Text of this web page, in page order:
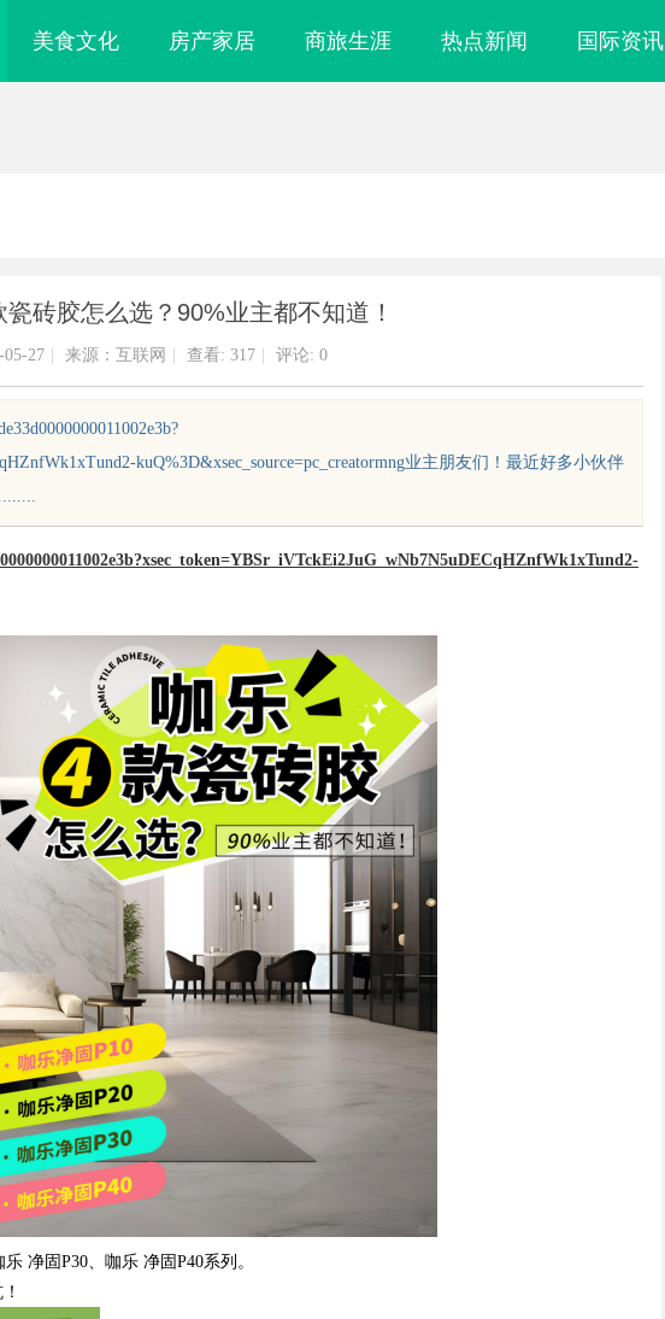
美食文化 房产家居 商旅生涯 热点新闻 国际资讯
瓷砖胶怎么选？90%业主都不知道！
05-27 来源：互联网 查看: 317 评论: 0
kuQ%3D&xsec_source=pc_creatormng业主朋友们！最近好多小伙伴
乐 净固 P30、咖乐 净固 P40系列。
海配眼镜 2345电影网：丰富影视资源与便捷观